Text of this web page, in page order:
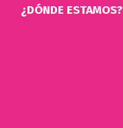
¿DÓNDE ESTAMOS?